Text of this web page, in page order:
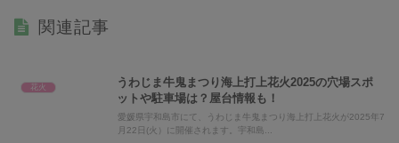
関連記事
花火
うわじま牛鬼まつり海上打上花火2025の穴場スポ
ットや駐車場は？屋台情報も！
愛媛県宇和島市にて、うわじま牛鬼まつり海上打上花火が2025年7
月22日(火）に開催されます。宇和島...